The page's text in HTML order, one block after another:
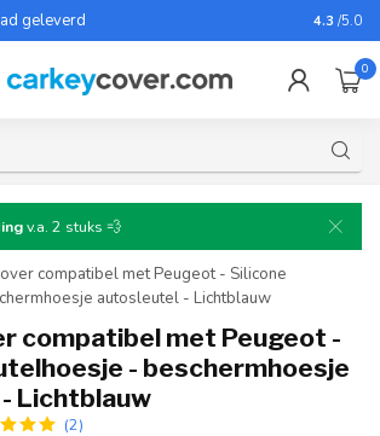
geleverd Voor
4.3 /5.0
0
v.a. 2 stuks 💨
compatibel met Peugeot - Silicone
autosleutel - Lichtblauw
compatibel met Peugeot -
- beschermhoesje
Lichtblauw
(2)